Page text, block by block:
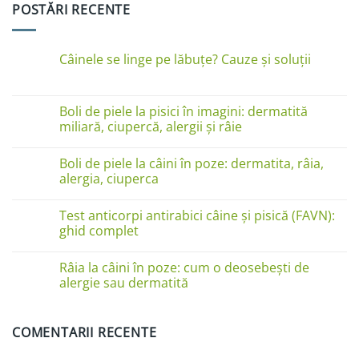
POSTĂRI RECENTE
Câinele se linge pe lăbuțe? Cauze și soluții
Câinele
se
linge
Cauze
și
soluții
Boli de piele la pisici în imagini: dermatită
miliară, ciupercă, alergii și râie
la
Boli
de
pisici
în
imagini:
ciupercă,
alergii
și
Boli de piele la câini în poze: dermatita, râia,
alergia, ciuperca
Boli
de
câini
în
poze:
ciuperca
Test anticorpi antirabici câine și pisică (FAVN):
ghid complet
la
Test
anticorpi
pisică
Râia la câini în poze: cum o deosebești de
alergie sau dermatită
Râia
COMENTARII RECENTE